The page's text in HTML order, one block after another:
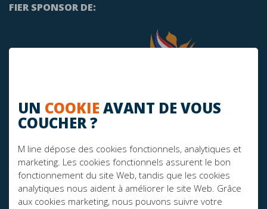
UN COOKIE AVANT DE VOUS
COUCHER ?
M line dépose des cookies fonctionnels, analytiques et
marketing. Les cookies fonctionnels assurent le bon
fonctionnement du site Web, tandis que les cookies
analytiques nous aident à améliorer le site Web. Grâce
aux cookies marketing, nous pouvons suivre votre
FIER SPONSOR DE:
AVEZ-VOUS DES QUESTIONS?
info@mline.nl